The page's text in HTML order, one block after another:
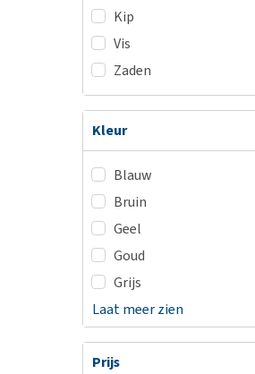
Kip
Vis
Zaden
Kleur
Blauw
Bruin
Geel
Goud
Grijs
Laat meer zien
Prijs